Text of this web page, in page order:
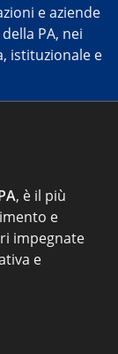
e aziende
PA, nei
istituzionale e
, è il più
e
impegnate
e